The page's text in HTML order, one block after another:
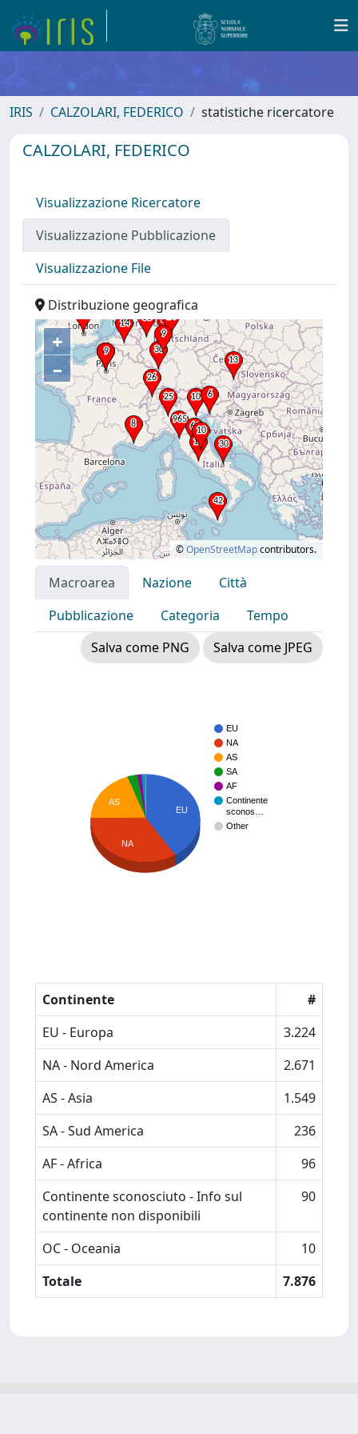
IRIS CALZOLARI, FEDERICO statistiche ricercatore
CALZOLARI, FEDERICO
Visualizzazione Ricercatore
Visualizzazione Pubblicazione
Visualizzazione File
Distribuzione geografica
+
–
©OpenStreetMapcontributors.
Macroarea Nazione
Città
Pubblicazione
Categoria
Tempo
Salva come PNG
Salva come JPEG
EU
NA
AS
SA
AF
Continente
sconos…
Other
EU
AS
NA
Continente
#
EU - Europa
3.224
NA - Nord America
2.671
AS - Asia
1.549
SA - Sud America
236
AF - Africa
96
Continente sconosciuto - Info sul
continente non disponibili
90
OC - Oceania
10
Totale
7.876